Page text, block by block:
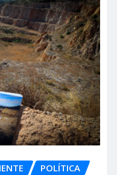
POLÍTICA